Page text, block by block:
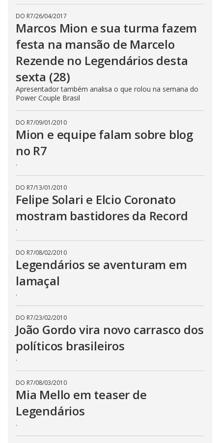
DO R7/26/04/2017
Marcos Mion e sua turma fazem
festa na mansão de Marcelo
Rezende no Legendários desta
sexta (28)
Apresentador também analisa o que rolou na semana do
Power Couple Brasil
DO R7/09/01/2010
Mion e equipe falam sobre blog
no R7
.
DO R7/13/01/2010
Felipe Solari e Elcio Coronato
mostram bastidores da Record
.
DO R7/08/02/2010
Legendários se aventuram em
lamaçal
.
DO R7/23/02/2010
João Gordo vira novo carrasco dos
políticos brasileiros
.
DO R7/08/03/2010
Mia Mello em teaser de
Legendários
.